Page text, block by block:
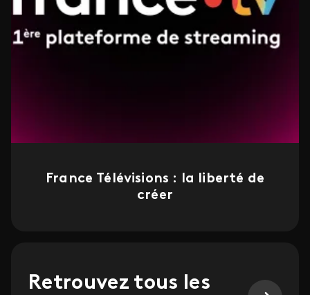
France Télévisions : la liberté de
créer
Retrouvez tous les